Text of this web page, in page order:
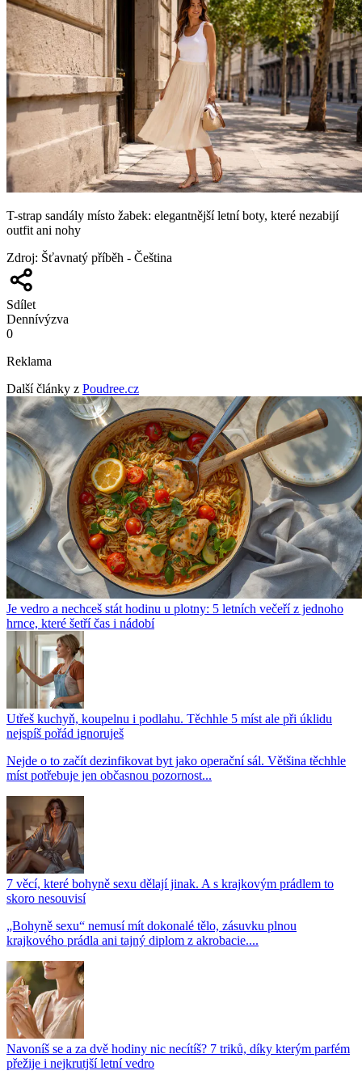
T-strap sandály místo žabek: elegantnější letní boty, které nezabijí
outfit ani nohy
Zdroj: Šťavnatý příběh - Čeština
Sdílet
Dennívýzva
0
Reklama
Další články z Poudree.cz
Je vedro a nechceš stát hodinu u plotny: 5 letních večeří z jednoho
hrnce, které šetří čas i nádobí
Utřeš kuchyň, koupelnu i podlahu. Těchhle 5 míst ale při úklidu
nejspíš pořád ignoruješ
Nejde o to začít dezinfikovat byt jako operační sál. Většina těchhle
míst potřebuje jen občasnou pozornost...
7 věcí, které bohyně sexu dělají jinak. A s krajkovým prádlem to
skoro nesouvisí
„Bohyně sexu“ nemusí mít dokonalé tělo, zásuvku plnou
krajkového prádla ani tajný diplom z akrobacie....
Navoníš se a za dvě hodiny nic necítíš? 7 triků, díky kterým parfém
přežije i nejkrutjší letní vedro